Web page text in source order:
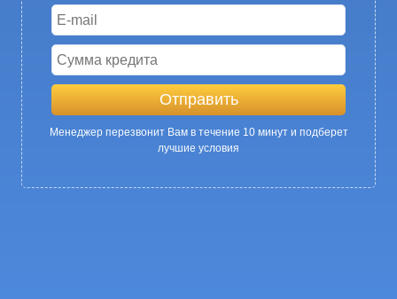
Менеджер перезвонит Вам в течение 10 минут и подберет
лучшие условия